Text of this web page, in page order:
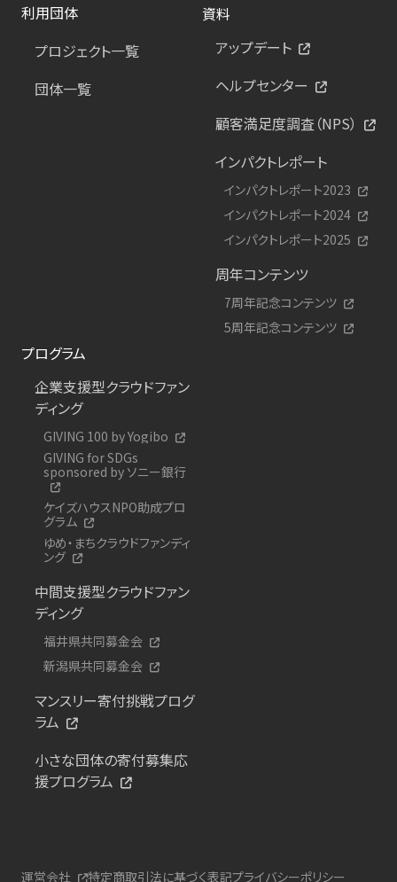
利用団体
プロジェクト一覧
団体一覧
資料
アップデート
ヘルプセンター
顧客満足度調査（NPS）
インパクトレポート
インパクトレポート2023
インパクトレポート2024
インパクトレポート2025
周年コンテンツ
7周年記念コンテンツ
5周年記念コンテンツ
プログラム
企業支援型クラウドファン
ディング
GIVING 100 by Yogibo
GIVING for SDGs
sponsored by ソニー銀行
ケイズハウスNPO助成プロ
グラム
ゆめ・まちクラウドファンディ
ング
中間支援型クラウドファン
ディング
福井県共同募金会
新潟県共同募金会
マンスリー寄付挑戦プログ
ラム
小さな団体の寄付募集応
援プログラム
運営会社 特定商取引法に基づく表記プライバシーポリシー